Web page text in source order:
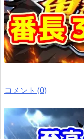
コメント (0)